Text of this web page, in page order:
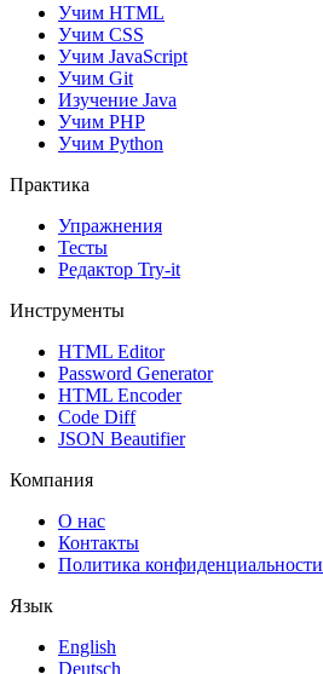
Учим HTML
Учим CSS
Учим JavaScript
Учим Git
Изучение Java
Учим PHP
Учим Python
Практика
Упражнения
Тесты
Редактор Try-it
Инструменты
HTML Editor
Password Generator
HTML Encoder
Code Diff
JSON Beautifier
Компания
О нас
Контакты
Политика конфиденциальности
Язык
English
Deutsch